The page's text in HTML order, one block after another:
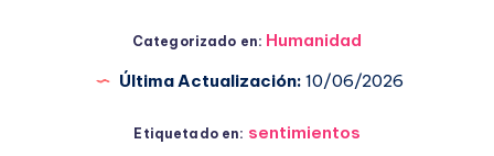
Categorizado en: Humanidad
Última Actualización: 10/06/2026
Etiquetado en: sentimientos